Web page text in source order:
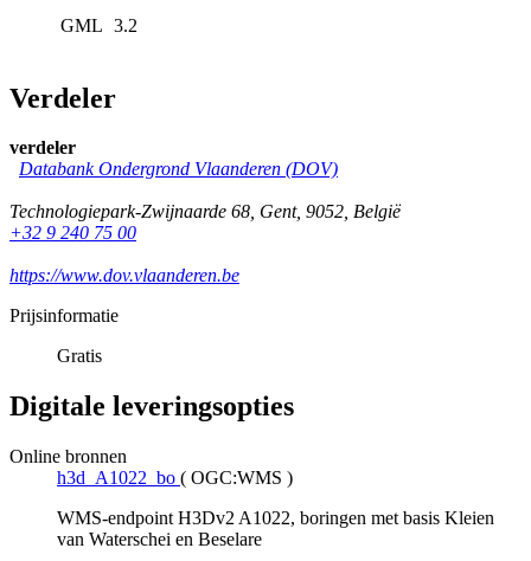
GML 3.2
Verdeler
verdeler
Databank Ondergrond Vlaanderen (DOV)
Technologiepark-Zwijnaarde 68, Gent, 9052, België
+32 9 240 75 00
https://www.dov.vlaanderen.be
Prijsinformatie
Gratis
Digitale leveringsopties
Online bronnen
h3d_A1022_bo ( OGC:WMS )
WMS-endpoint H3Dv2 A1022, boringen met basis Kleien
van Waterschei en Beselare